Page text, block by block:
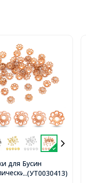
...(УТ0030413)
для Бусин
Цветок,